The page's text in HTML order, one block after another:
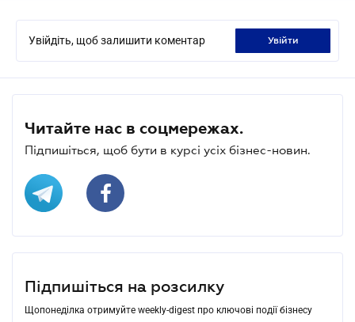
Увійдіть, щоб залишити коментар увійти
Читайте нас в соцмережах.
Підпишіться, щоб бути в курсі усіх бізнес-новин.
Підпишіться на розсилку
Щопонеділка отримуйте weekly-digest про ключові події бізнесу